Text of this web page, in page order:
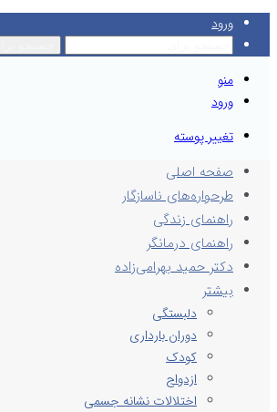
ورود
منو
ورود
تغییر پوسته
صفحه اصلی
طرحواره‌های ناسازگار
راهنمای زندگی
راهنمای درمانگر
دکتر حمید بهرامی‌زاده
بیشتر
دلبستگی
دوران بارداری
کودک
ازدواج
اختلالات نشانه جسمی